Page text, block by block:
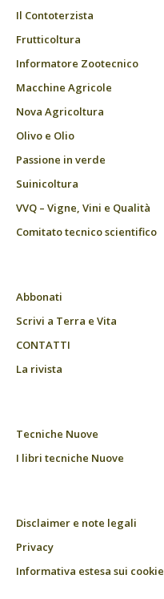
Il Contoterzista
Frutticoltura
Informatore Zootecnico
Macchine Agricole
Nova Agricoltura
Olivo e Olio
Passione in verde
Suinicoltura
VVQ – Vigne, Vini e Qualità
Comitato tecnico scientifico
Abbonati
Scrivi a Terra e Vita
CONTATTI
La rivista
Tecniche Nuove
I libri tecniche Nuove
Disclaimer e note legali
Privacy
Informativa estesa sui cookie